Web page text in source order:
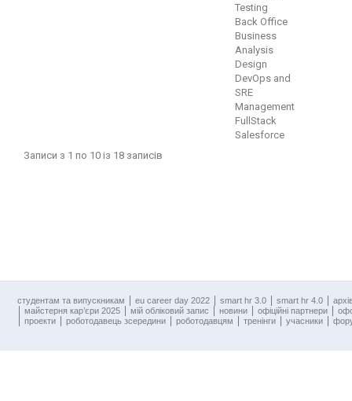
Testing
Back Office
Business
Analysis
Design
DevOps and
SRE
Management
FullStack
Salesforce
Записи з 1 по 10 із 18 записів
cтудентам та випускникам eu career day 2022 smart hr 3.0 smart hr 4.0
майстерня кар’єри 2025
мій обліковий запис новини офіційні партнери
проекти
роботодавець зсередини роботодавцям тренінги учасники